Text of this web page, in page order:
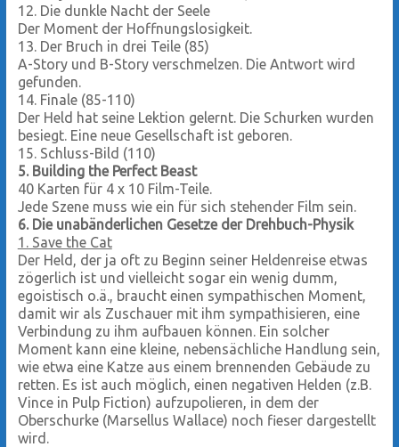
12. Die dunkle Nacht der Seele
Der Moment der Hoffnungslosigkeit.
13. Der Bruch in drei Teile (85)
A-Story und B-Story verschmelzen. Die Antwort wird
gefunden.
14. Finale (85-110)
Der Held hat seine Lektion gelernt. Die Schurken wurden
besiegt. Eine neue Gesellschaft ist geboren.
15. Schluss-Bild (110)
5. Building the Perfect Beast
40 Karten für 4 x 10 Film-Teile.
Jede Szene muss wie ein für sich stehender Film sein.
6. Die unabänderlichen Gesetze der Drehbuch-Physik
1. Save the Cat
Der Held, der ja oft zu Beginn seiner Heldenreise etwas
zögerlich ist und vielleicht sogar ein wenig dumm,
egoistisch o.ä., braucht einen sympathischen Moment,
damit wir als Zuschauer mit ihm sympathisieren, eine
Verbindung zu ihm aufbauen können. Ein solcher
Moment kann eine kleine, nebensächliche Handlung sein,
wie etwa eine Katze aus einem brennenden Gebäude zu
retten. Es ist auch möglich, einen negativen Helden (z.B.
Vince in Pulp Fiction) aufzupolieren, in dem der
Oberschurke (Marsellus Wallace) noch fieser dargestellt
wird.